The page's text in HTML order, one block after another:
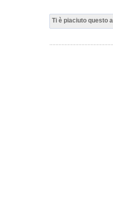
Ti è piaciuto questo